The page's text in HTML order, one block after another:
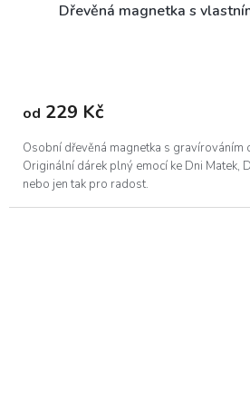
Dřevěná magnetka s
od 229 Kč
Osobní dřevěná magnetka s gravírováním
Originální dárek plný emocí ke Dni Matek,
nebo jen tak pro radost.